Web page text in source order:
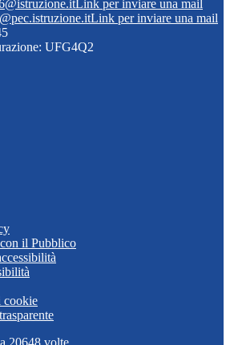
Link per inviare una mail
Link per inviare una mail
UFG4Q2
il Pubblico
cookie
20648 volte